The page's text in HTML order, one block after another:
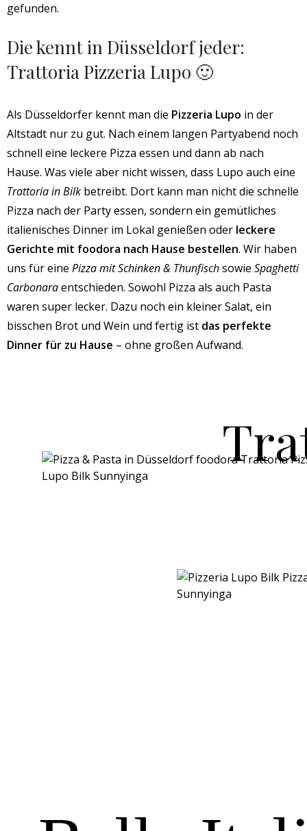
gefunden.
Die kennt in Düsseldorf jeder:
Trattoria Pizzeria Lupo 🙂
Als Düsseldorfer kennt man die Pizzeria Lupo in der
Altstadt nur zu gut. Nach einem langen Partyabend noch
schnell eine leckere Pizza essen und dann ab nach
Hause. Was viele aber nicht wissen, dass Lupo auch eine
Trattoria in Bilk betreibt. Dort kann man nicht die schnelle
Pizza nach der Party essen, sondern ein gemütliches
italienisches Dinner im Lokal genießen oder leckere
Gerichte mit foodora nach Hause bestellen. Wir haben
uns für eine Pizza mit Schinken & Thunfischsowie Spaghetti
Carbonaraentschieden. Sowohl Pizza als auch Pasta
waren super lecker. Dazu noch ein kleiner Salat, ein
bisschen Brot und Wein und fertig ist das perfekte
Dinner für zu Hause – ohne großen Aufwand.